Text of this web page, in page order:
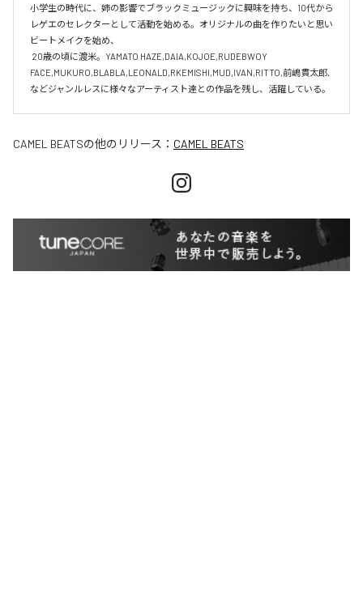
小学生の時代に、姉の影響でブラックミュージックに興味を持ち、10代から
レゲエのセレクターとして活動を始める。オリジナルの曲を作りたいと思い
ビートメイクを始め、
FACE,MUKURO,BLABLA,LEONALD,RKEMISHI,MUD,IVAN,RITTO,前嶋貫太郎,
などジャンルレスに様々なアーティスト達との作品を残し、活躍している。
CAMEL BEATSの他のリリース： CAMEL BEATS